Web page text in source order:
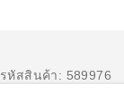
รหัสสินค้า: 589976